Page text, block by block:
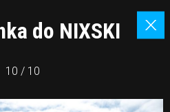
do NIXSKI
10 / 10